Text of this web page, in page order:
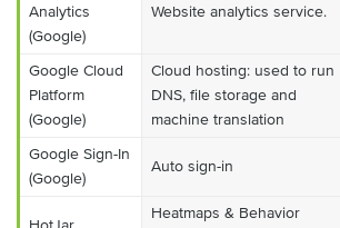
Analytics
(Google)
Website analytics service.
Google Cloud
Platform
(Google)
Cloud hosting: used to run
DNS, file storage and
machine translation
Google Sign-In
(Google)
Auto sign-in
Heatmaps & Behavior